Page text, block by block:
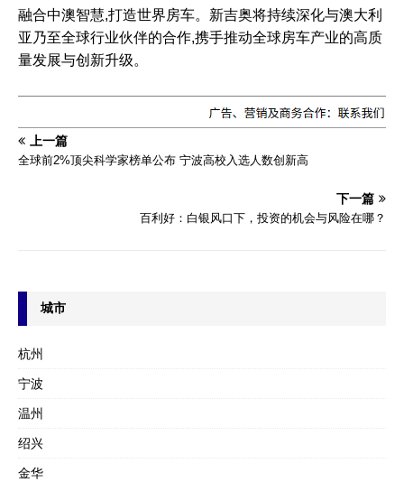
融合中澳智慧,打造世界房车。新吉奥将持续深化与澳大利
亚乃至全球行业伙伴的合作,携手推动全球房车产业的高质
量发展与创新升级。
上一篇
全球前2%顶尖科学家榜单公布 宁波高校入选人数创新高
下一篇
百利好：白银风口下，投资的机会与风险在哪？
城市
杭州
宁波
温州
绍兴
金华